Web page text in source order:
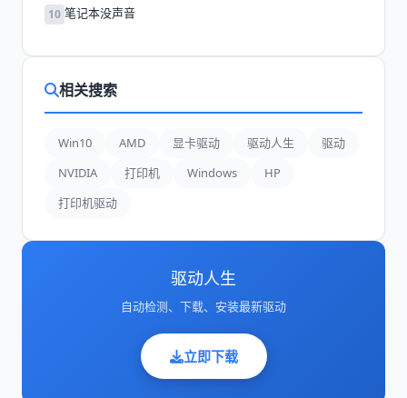
10 笔记本没声音
相关搜索
Win10 AMD 显卡驱动 驱动人生
驱动
NVIDIA
打印机 Windows
HP
打印机驱动
驱动人生
自动检测、下载、安装最新驱动
立即下载